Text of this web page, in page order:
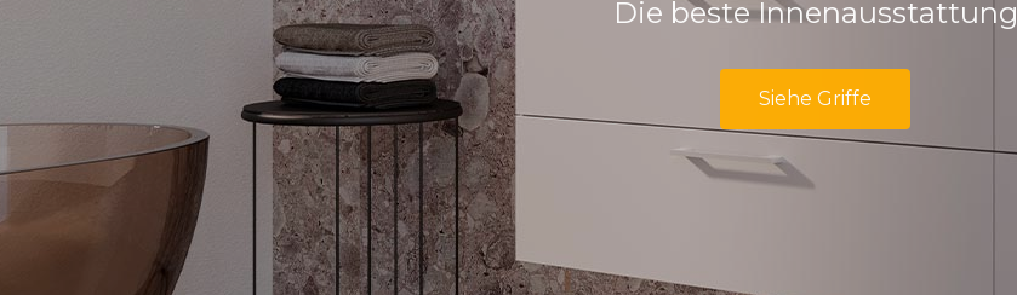
Siehe Griffe